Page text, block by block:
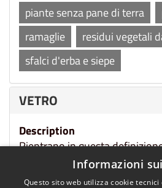
piante senza pane di terra
ramaglie
residui vegetali
sfalci d'erba e siepe
VETRO
Description
Rientrano in questa
bottiglia di vetro oltre a
e cristallo.
Informazioni
Questo sito web utilizza cookie